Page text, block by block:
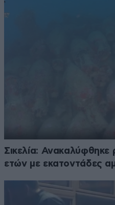
Σικελία: Ανακαλύφθηκε
ετών με εκατοντάδες